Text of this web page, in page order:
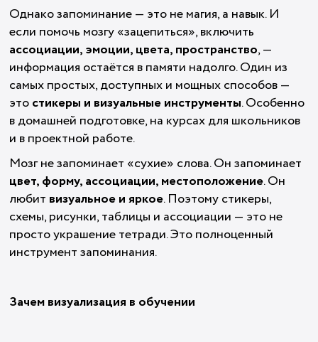
Однако запоминание — это не магия, а навык. И
если помочь мозгу «зацепиться», включить
ассоциации, эмоции, цвета, пространство, —
информация остаётся в памяти надолго. Один из
самых простых, доступных и мощных способов —
этостикеры и визуальные инструменты. Особенно
в домашней подготовке, на курсах для школьников
и в проектной работе.
Мозг не запоминает «сухие» слова. Он запоминает
цвет, форму, ассоциации, местоположение. Он
любит визуальное и яркое. Поэтому стикеры,
схемы, рисунки, таблицы и ассоциации — это не
просто украшение тетради. Это полноценный
инструмент запоминания.
Зачем визуализация в обучении